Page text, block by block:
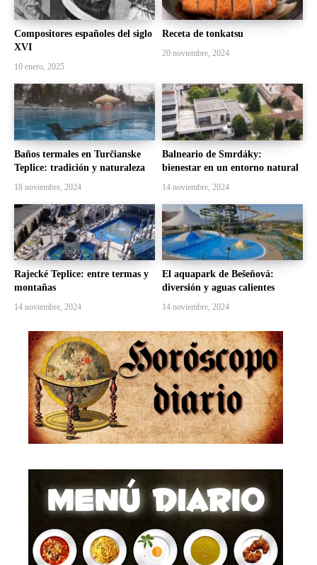
Compositores españoles del siglo
XVI
10 enero, 2025
Receta de tonkatsu
20 noviembre, 2024
Baños termales en Turčianske
Teplice: tradición y naturaleza
18 noviembre, 2024
Balneario de Smrdáky:
bienestar en un entorno natural
14 noviembre, 2024
Rajecké Teplice: entre termas y
montañas
14 noviembre, 2024
El aquapark de Bešeňová:
diversión y aguas calientes
14 noviembre, 2024